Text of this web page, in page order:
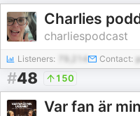
charliespodcast
Listeners: Contact:
#48 150
Var fan är